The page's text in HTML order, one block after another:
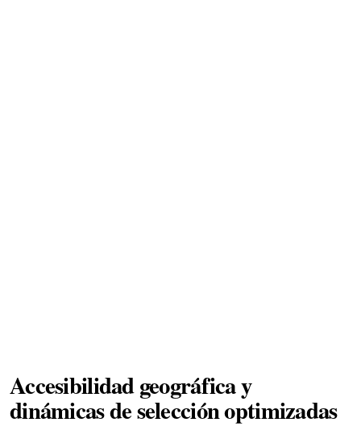
Accesibilidad geográfica y
dinámicas de selección optimizadas